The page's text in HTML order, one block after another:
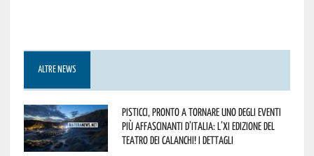
ALTRE NEWS
Pisticci, pronto a tornare uno degli eventi
più affascinanti d’Italia: l’XI edizione del
Teatro dei Calanchi! I dettagli